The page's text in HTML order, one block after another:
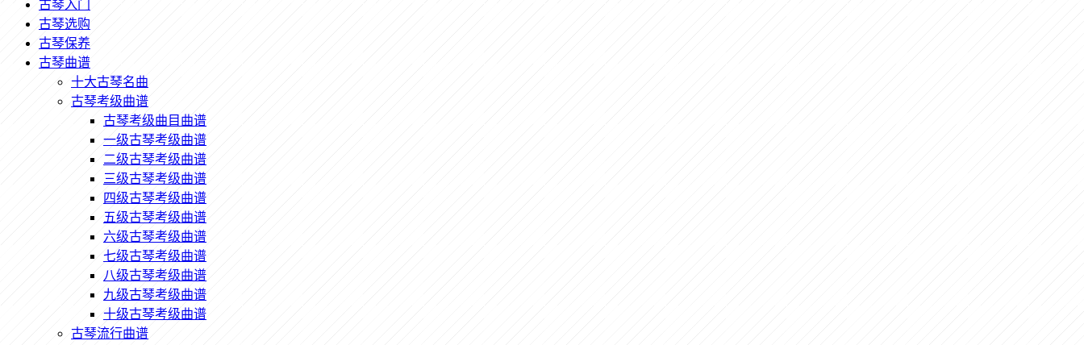
古琴入门
古琴选购
古琴保养
古琴曲谱
十大古琴名曲
古琴考级曲谱
古琴考级曲目曲谱
一级古琴考级曲谱
二级古琴考级曲谱
三级古琴考级曲谱
四级古琴考级曲谱
五级古琴考级曲谱
六级古琴考级曲谱
七级古琴考级曲谱
八级古琴考级曲谱
九级古琴考级曲谱
十级古琴考级曲谱
古琴流行曲谱